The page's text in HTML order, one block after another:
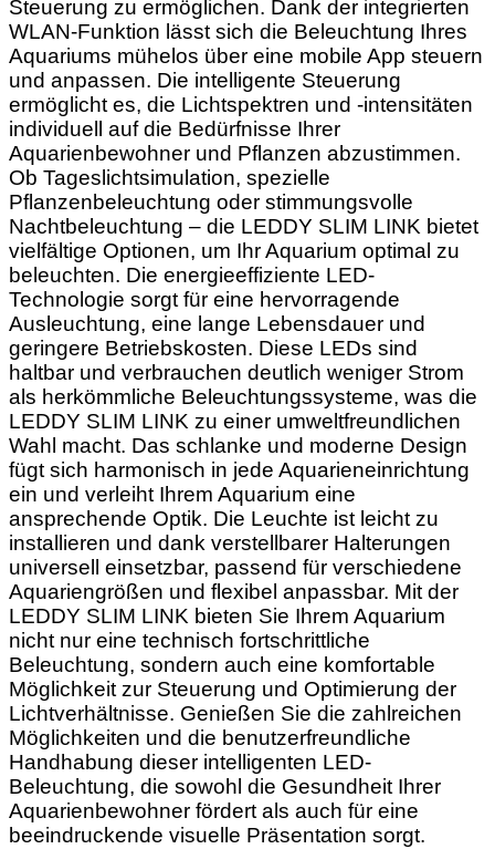
Steuerung zu ermöglichen. Dank der integrierten
WLAN-Funktion lässt sich die Beleuchtung Ihres
Aquariums mühelos über eine mobile App steuern
und anpassen. Die intelligente Steuerung
ermöglicht es, die Lichtspektren und -intensitäten
individuell auf die Bedürfnisse Ihrer
Aquarienbewohner und Pflanzen abzustimmen.
Ob Tageslichtsimulation, spezielle
Pflanzenbeleuchtung oder stimmungsvolle
Nachtbeleuchtung – die LEDDY SLIM LINK bietet
vielfältige Optionen, um Ihr Aquarium optimal zu
beleuchten. Die energieeffiziente LED-
Technologie sorgt für eine hervorragende
Ausleuchtung, eine lange Lebensdauer und
geringere Betriebskosten. Diese LEDs sind
haltbar und verbrauchen deutlich weniger Strom
als herkömmliche Beleuchtungssysteme, was die
LEDDY SLIM LINK zu einer umweltfreundlichen
Wahl macht. Das schlanke und moderne Design
fügt sich harmonisch in jede Aquarieneinrichtung
ein und verleiht Ihrem Aquarium eine
ansprechende Optik. Die Leuchte ist leicht zu
installieren und dank verstellbarer Halterungen
universell einsetzbar, passend für verschiedene
Aquariengrößen und flexibel anpassbar. Mit der
LEDDY SLIM LINK bieten Sie Ihrem Aquarium
nicht nur eine technisch fortschrittliche
Beleuchtung, sondern auch eine komfortable
Möglichkeit zur Steuerung und Optimierung der
Lichtverhältnisse. Genießen Sie die zahlreichen
Möglichkeiten und die benutzerfreundliche
Handhabung dieser intelligenten LED-
Beleuchtung, die sowohl die Gesundheit Ihrer
Aquarienbewohner fördert als auch für eine
beeindruckende visuelle Präsentation sorgt.